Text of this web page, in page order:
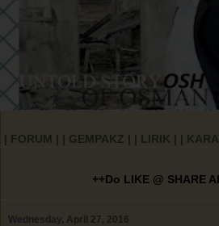
| FORUM | | GEMPAKZ | | LIRIK | |
++Do LIKE @ SHARE
Wednesday, April 27, 2016